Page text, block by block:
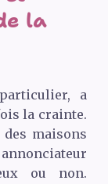
la
a
la crainte.
maisons
ou non.